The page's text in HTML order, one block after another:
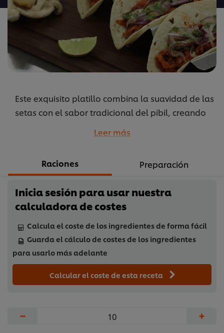
este
recipe
Este exquisito platillo combina la suavidad de las
setas con el sabor tradicional del pibil, creando
una mezcla de especias cuidadosamente
fiesta para los sentidos. Prepáralo y sorprende a
Leer más
Raciones Preparación
Inicia sesión para usar nuestra
calculadora de costes
Calcula el coste de los ingredientes de forma fácil
Guarda el cálculo de costes de los ingredientes
para usarlo más adelante
Calcular el coste de esta receta
− +